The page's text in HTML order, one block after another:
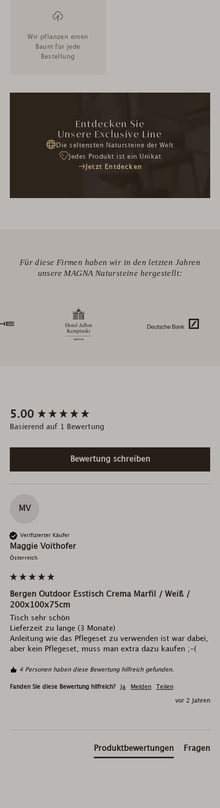
Wir pflanzen einen
Baum für jede
Bestellung
Entdecken Sie
Unsere Exclusive Line
Die seltensten Natursteine der Welt
Jedes Produkt ist ein Unikat
Jetzt Entdecken
Für diese Firmen haben wir in den letzten Jahren
unsere MAGNA Natursteine hergestellt:
5.00
Basierend auf 1 Bewertung
Bewertung schreiben
Produktbewertungen Fragen
MV
Verifizierter Käufer
Maggie Voithofer
Österreich
Bergen Outdoor Esstisch Crema Marfil / Weiß /
200x100x75cm
Tisch sehr schön
Lieferzeit zu lange (3 Monate)
Anleitung wie das Pflegeset zu verwenden ist war dabei,
aber kein Pflegeset, muss man extra dazu kaufen ;-(
4 Personen haben diese Bewertung hilfreich gefunden.
Fanden Sie diese Bewertung hilfreich? Ja Melden Teilen
vor 2 Jahren
New content loaded